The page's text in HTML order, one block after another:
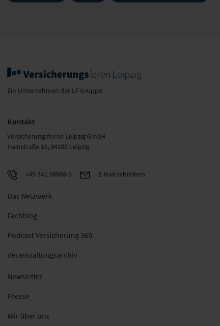
Ein Unternehmen der LF Gruppe
Kontakt
Versicherungsforen Leipzig GmbH
Hainstraße 16, 04109 Leipzig
+49 341 98988-0 E-Mail schreiben
Das Netzwerk
Fachblog
Podcast Versicherung 360
Veranstaltungsarchiv
Newsletter
Presse
Wir über uns